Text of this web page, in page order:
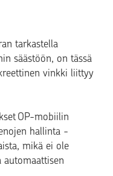
tarkastella
säästöön, on tässä
vinkki liittyy
OP-mobiilin
hallinta -
mikä ei ole